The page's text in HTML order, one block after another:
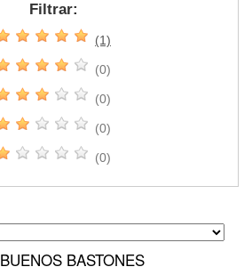
Filtrar:
(1)
(0)
(0)
(0)
(0)
BUENOS BASTONES